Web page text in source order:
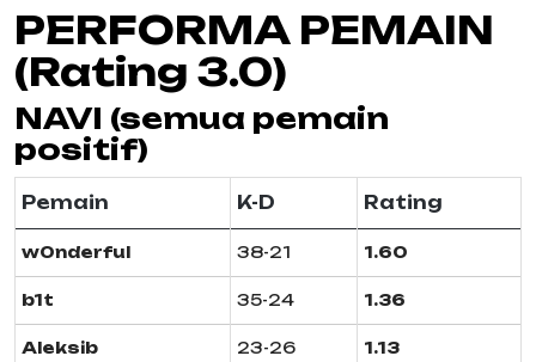
PERFORMA PEMAIN
(Rating 3.0)
NAVI (semua pemain
positif)
Pemain K-D Rating
w0nderful 38-21 1.60
b1t 35-24 1.36
Aleksib 23-26 1.13